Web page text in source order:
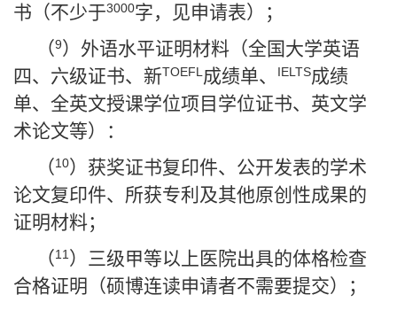
书（不少于3000字，见申请表）；
（9）外语水平证明材料（全国大学英语
四、六级证书、新TOEFL 成绩单、 IELTS成绩
单、全英文授课学位项目学位证书、英文学
术论文等）：
（10）获奖证书复印件、公开发表的学术
论文复印件、所获专利及其他原创性成果的
证明材料；
（11 ）三级甲等以上医院出具的体格检查
合格证明（硕博连读申请者不需要提交）；